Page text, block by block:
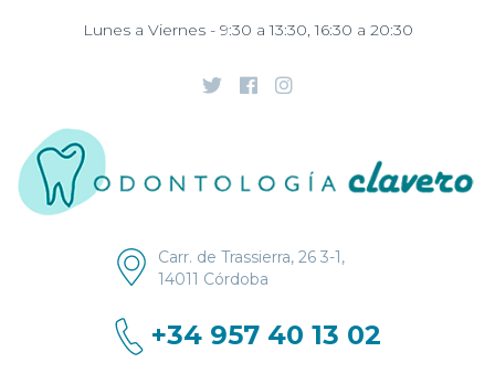
Lunes a Viernes - 9:30 a 13:30, 16:30 a 20:30
Carr. de Trassierra, 26 3-1,
14011 Córdoba
+34 957 40 13 02